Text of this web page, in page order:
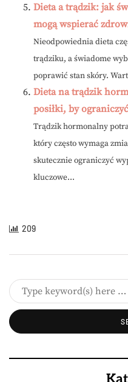
Dieta a trądzik: jak
mogą wspierać
Nieodpowiednia dieta
trądziku, a świadome
poprawić stan skóry.
Dieta na trądzik
posiłki, by
Trądzik hormonalny
który często wymaga
skutecznie ograniczyć
kluczowe...
209